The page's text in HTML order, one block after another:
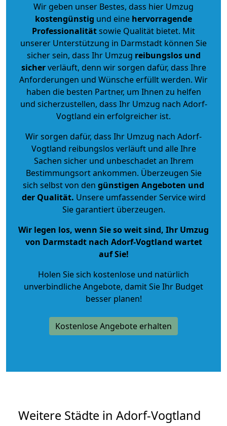
Wir geben unser Bestes, dass hier Umzug
kostengünstig und eine hervorragende
Professionalitätsowie Qualität bietet. Mit
unserer Unterstützung in Darmstadt können Sie
sicher sein, dass Ihr Umzug reibungslos und
sicherverläuft, denn wir sorgen dafür, dass Ihre
Anforderungen und Wünsche erfüllt werden. Wir
haben die besten Partner, um Ihnen zu helfen
und sicherzustellen, dass Ihr Umzug nach Adorf-
Vogtland ein erfolgreicher ist.
Wir sorgen dafür, dass Ihr Umzug nach Adorf-
Vogtland reibungslos verläuft und alle Ihre
Sachen sicher und unbeschadet an Ihrem
Bestimmungsort ankommen. Überzeugen Sie
sich selbst von den günstigen Angeboten und
der Qualität. Unsere umfassender Service wird
Sie garantiert überzeugen.
Wir legen los, wenn Sie so weit sind, Ihr Umzug
von Darmstadt nach Adorf-Vogtland wartet
auf Sie!
Holen Sie sich kostenlose und natürlich
unverbindliche Angebote, damit Sie Ihr Budget
besser planen!
Kostenlose Angebote erhalten
Weitere Städte in Adorf-Vogtland